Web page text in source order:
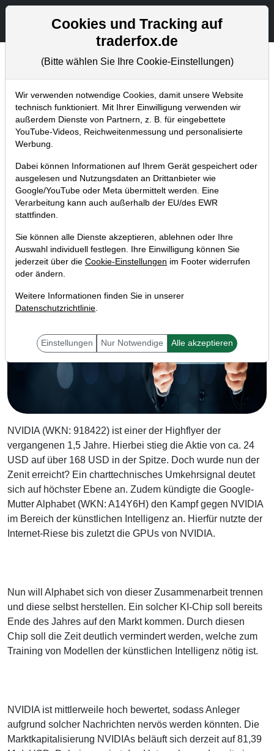
Aktien- und Artikelsuche
Trader-Blog
Home Blog Trader-Blog
Big Picture NVIDIA: namhafter
Rivale im Bereich der künstlichen
Intelligenz!
05.07.2017 um 08:43 Uhr | P. Uhlschmied
NVIDIA (WKN: 918422) ist einer der Highflyer der
vergangenen 1,5 Jahre. Hierbei stieg die Aktie von ca. 24
USD auf über 168 USD in der Spitze. Doch wurde nun der
Zenit erreicht? Ein charttechnisches Umkehrsignal deutet
sich auf höchster Ebene an. Zudem kündigte die Google-
Mutter Alphabet (WKN: A14Y6H) den Kampf gegen NVIDIA
im Bereich der künstlichen Intelligenz an. Hierfür nutzte der
Internet-Riese bis zuletzt die GPUs von NVIDIA.
Nun will Alphabet sich von dieser Zusammenarbeit trennen
und diese selbst herstellen. Ein solcher KI-Chip soll bereits
Ende des Jahres auf den Markt kommen. Durch diesen
Chip soll die Zeit deutlich vermindert werden, welche zum
Training von Modellen der künstlichen Intelligenz nötig ist.
NVIDIA ist mittlerweile hoch bewertet, sodass Anleger
aufgrund solcher Nachrichten nervös werden könnten. Die
Marktkapitalisierung NVIDIAs beläuft sich derzeit auf 81,39
Cookies und Tracking auf
traderfox.de
(Bitte wählen Sie Ihre Cookie-Einstellungen)
Wir verwenden notwendige Cookies, damit unsere Website
technisch funktioniert. Mit Ihrer Einwilligung verwenden wir
außerdem Dienste von Partnern, z. B. für eingebettete
YouTube-Videos, Reichweitenmessung und personalisierte
Werbung.
Dabei können Informationen auf Ihrem Gerät gespeichert oder
ausgelesen und Nutzungsdaten an Drittanbieter wie
Google/YouTube oder Meta übermittelt werden. Eine
Verarbeitung kann auch außerhalb der EU/des EWR
stattfinden.
Sie können alle Dienste akzeptieren, ablehnen oder Ihre
Auswahl individuell festlegen. Ihre Einwilligung können Sie
jederzeit über die Cookie-Einstellungen im Footer widerrufen
oder ändern.
Weitere Informationen finden Sie in unserer
Datenschutzrichtlinie.
Einstellungen Nur Notwendige Alle akzeptieren